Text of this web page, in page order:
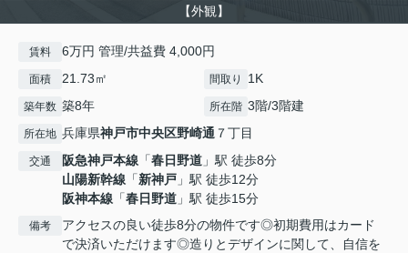
【外観】
賃料 6万円 管理/共益費 4,000円
面積 21.73㎡ 間取り 1K
築年数 築8年 所在階 3階/3階建
所在地 兵庫県神戸市中央区野崎通 ７丁目
交通 阪急神戸本線 「春日野道 」駅 徒歩8分
山陽新幹線 「新神戸 」駅 徒歩12分
阪神本線 「春日野道 」駅 徒歩15分
備考
アクセスの良い徒歩8分の物件です◎初期費用はカード
で決済いただけます◎造りとデザインに関して、自信を